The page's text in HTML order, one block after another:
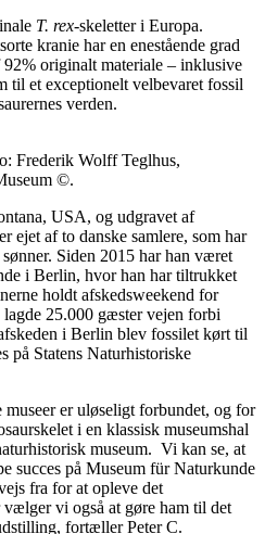
T. rex-skeletter i Europa.
kranie har en enestående grad
originalt materiale – inklusive
til et exceptionelt velbevaret fossil
verden.
Frederik Wolff Teglhus,
©.
USA, og udgravet af
ejet af to danske samlere, som har
Siden 2015 har han været
i Berlin, hvor han har tiltrukket
holdt afskedsweekend for
25.000 gæster vejen forbi
i Berlin blev fossilet kørt til
på Statens Naturhistoriske
er uløseligt forbundet, og for
i en klassisk museumshal
museum. Vi kan se, at
succes på Museum für Naturkunde
fra for at opleve det
vi også at gøre ham til det
fortæller Peter C.